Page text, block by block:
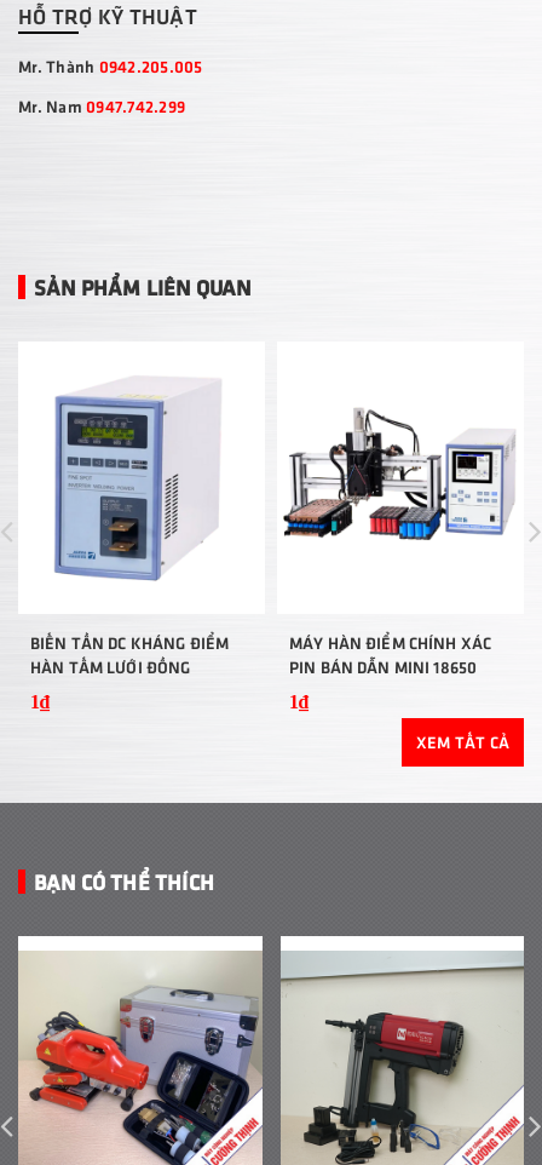
HỖ TRỢ KỸ THUẬT
Mr. Thành 0942.205.005
Mr. Nam 0947.742.299
SẢN PHẨM LIÊN QUAN
BIẾN TẦN DC KHÁNG ĐIỂM
HÀN TẤM LƯỚI ĐỒNG
1₫
MÁY HÀN ĐIỂM CHÍNH XÁC
PIN BÁN DẪN MINI 18650
1₫
XEM TẤT CẢ
BẠN CÓ THỂ THÍCH